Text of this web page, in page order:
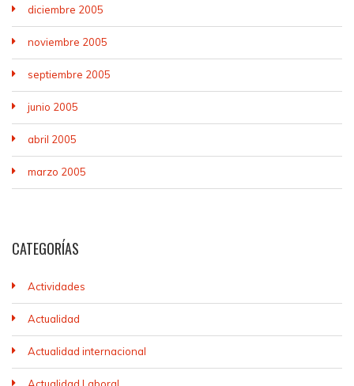
diciembre 2005
noviembre 2005
septiembre 2005
junio 2005
abril 2005
marzo 2005
CATEGORÍAS
Actividades
Actualidad
Actualidad internacional